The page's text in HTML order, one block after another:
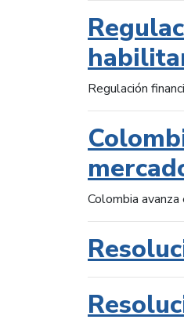
Regulación
Colombia